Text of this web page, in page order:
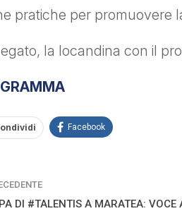
pratiche per promuovere
la locandina con il
Facebook
DI #TALENTIS A MARATEA: VOCE